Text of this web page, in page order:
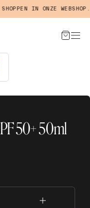
IN ONZE WEBSHOP.
50+ 50ml